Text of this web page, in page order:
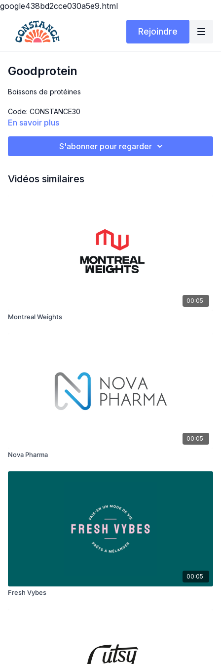
google438bd2cce030a5e9.html
Rejoindre
Goodprotein
Boissons de protéines
Code: CONSTANCE30
https://goodprotein.ca/
En savoir plus
S'abonner pour regarder
Vidéos similaires
00:05
Montreal Weights
00:05
Nova Pharma
00:05
Fresh Vybes